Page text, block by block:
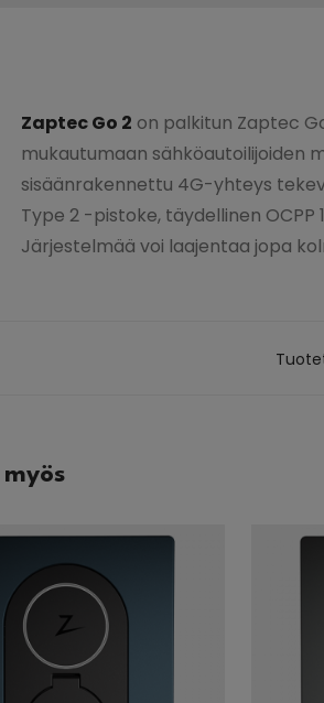
Zaptec Go 2 on palkitun Zaptec
mukautumaan sähköautoilijoiden
sisäänrakennettu 4G-yhteys
Type 2 -pistoke, täydellinen
Järjestelmää voi laajentaa jopa